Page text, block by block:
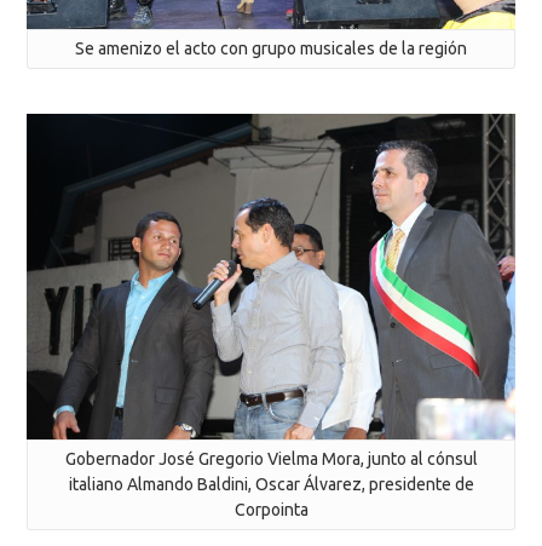
Se amenizo el acto con grupo musicales de la región
Gobernador José Gregorio Vielma Mora, junto al cónsul
italiano Almando Baldini, Oscar Álvarez, presidente de
Corpointa